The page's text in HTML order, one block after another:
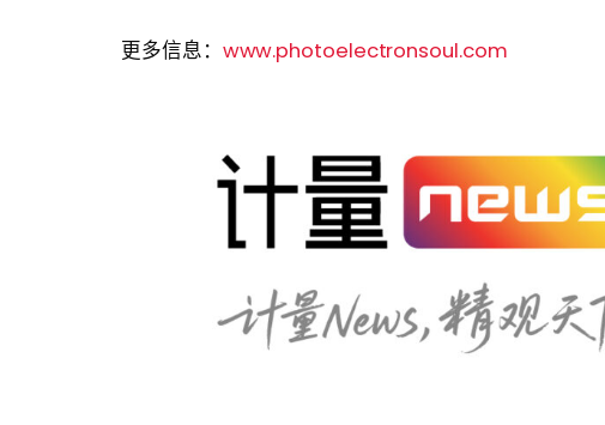
更多信息： www.photoelectronsoul.com